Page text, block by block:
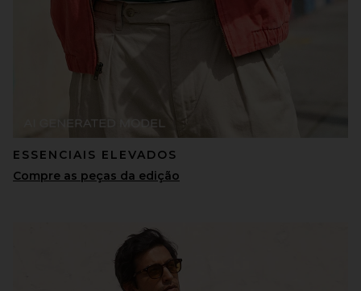
ESSENCIAIS ELEVADOS
Compre as peças da edição